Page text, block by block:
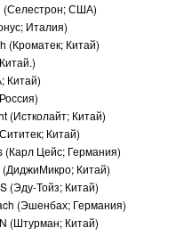
(Селестрон; США)
Италия)
(Кроматек; Китай)
Китай)
(Истколайт; Китай)
Китай)
(Карл Цейс; Германия)
(ДиджиМикро; Китай)
(Эду-Тойз; Китай)
(Эшенбах; Германия)
(Штурман; Китай)